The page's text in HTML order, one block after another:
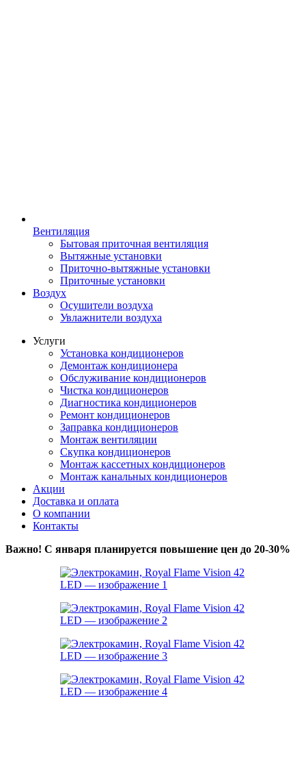
Вентиляция
Бытовая приточная вентиляция
Вытяжные установки
Приточно-вытяжные установки
Приточные установки
Воздух
Осушители воздуха
Увлажнители воздуха
Услуги
Установка кондиционеров
Демонтаж кондиционера
Обслуживание кондиционеров
Чистка кондиционеров
Диагностика кондиционеров
Ремонт кондиционеров
Заправка кондиционеров
Монтаж вентиляции
Скупка кондиционеров
Монтаж кассетных кондиционеров
Монтаж канальных кондиционеров
Акции
Доставка и оплата
О компании
Контакты
Важно! С января планируется повышение цен до 20-30%